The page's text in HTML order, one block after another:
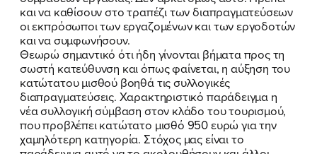
και να καθίσουν στο τραπέζι των διαπραγματεύσεων
οι εκπρόσωποι των εργαζομένων και των εργοδοτών
και να συμφωνήσουν.
Θεωρώ σημαντικό ότι ήδη γίνονται βήματα προς τη
σωστή κατεύθυνση και όπως φαίνεται, η αύξηση του
κατώτατου μισθού βοηθά τις συλλογικές
διαπραγματεύσεις. Χαρακτηριστικό παράδειγμα η
νέα συλλογική σύμβαση στον κλάδο του τουρισμού,
που προβλέπει κατώτατο μισθό 950 ευρώ για την
χαμηλότερη κατηγορία. Στόχος μας είναι το